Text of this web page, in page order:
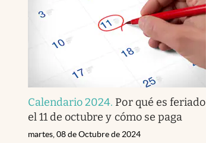
Calendario 2024. Por qué es feriado
el 11 de octubre y cómo se paga
martes, 08 de Octubre de 2024